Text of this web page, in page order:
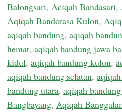
Balongsari, Aqiqah Bandasari,
Aqiqah Bandorasa Kulon,
aqiqah bandung, aqiqah
hemat, aqiqah bandung jawa
kidul, aqiqah bandung kulon,
aqiqah bandung selatan,
bandung utara, aqiqah
Bangbayang, Aqiqah